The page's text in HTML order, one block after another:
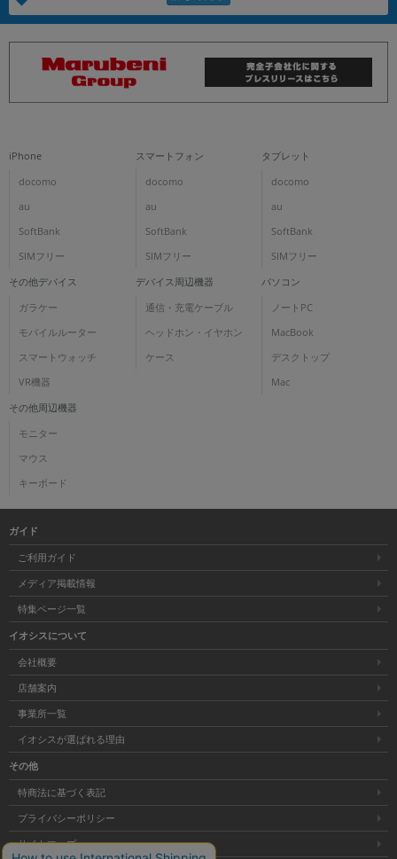
iPhone
docomo
au
SoftBank
SIMフリー
スマートフォン
docomo
au
SoftBank
SIMフリー
タブレット
docomo
au
SoftBank
SIMフリー
その他デバイス
ガラケー
モバイルルーター
スマートウォッチ
VR機器
デバイス周辺機器
通信・充電ケーブル
ヘッドホン・イヤホン
ケース
パソコン
ノートPC
MacBook
デスクトップ
Mac
その他周辺機器
モニター
マウス
キーボード
ガイド
ご利用ガイド
メディア掲載情報
特集ページ一覧
イオシスについて
会社概要
店舗案内
事業所一覧
イオシスが選ばれる理由
その他
特商法に基づく表記
プライバシーポリシー
サイトマップ